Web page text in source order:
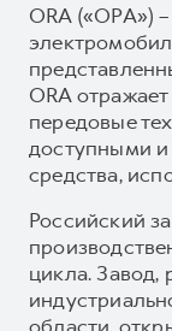
ORA («ОРА»)
ORA
передовые
доступными и
средства,
Российский
цикла. Завод,